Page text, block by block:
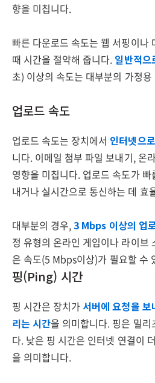
향을 미칩니다.
빠른 다운로드 속도는 웹 서핑이나
때 시간을 절약해 줍니다. 일반적
초) 이상의 속도는 대부분의 가정
업로드 속도
업로드 속도는 장치에서 인터넷으
니다. 이메일 첨부 파일 보내기, 온
영향을 미칩니다. 업로드 속도가
내거나 실시간으로 통신하는 데 효
대부분의 경우,3 Mbps 이상의 업
정 유형의 온라인 게임이나 라이브
은 속도(5 Mbps이상)가 필요할 수
핑(Ping) 시간
핑 시간은 장치가 서버에 요청을 보
리는 시간을 의미합니다. 핑은 밀
다. 낮은 핑 시간은 인터넷 연결이
을 의미합니다.